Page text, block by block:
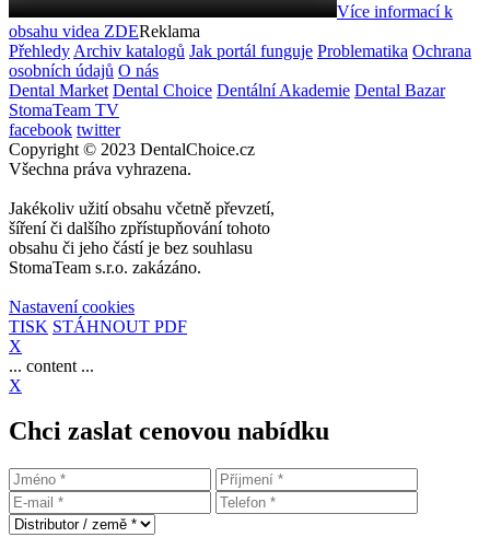
Více informací k
obsahu videa ZDEReklama
Přehledy Archiv katalogů Jak portál funguje Problematika Ochrana
osobních údajů O nás
Dental Market Dental Choice Dentální Akademie Dental Bazar
StomaTeam TV
facebook twitter
Copyright © 2023 DentalChoice.cz
Všechna práva vyhrazena.
Jakékoliv užití obsahu včetně převzetí,
šíření či dalšího zpřístupňování tohoto
obsahu či jeho částí je bez souhlasu
StomaTeam s.r.o. zakázáno.
Nastavení cookies
TISK STÁHNOUT PDF
X
... content ...
X
Chci zaslat cenovou nabídku